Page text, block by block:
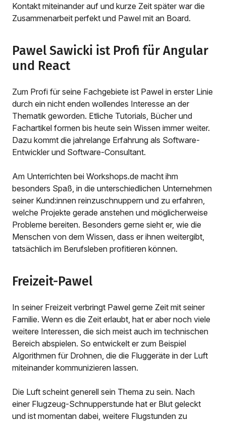
Kontakt miteinander auf und kurze Zeit später war die
Zusammenarbeit perfekt und Pawel mit an Board.
Pawel Sawicki ist Profi für Angular
und React
Zum Profi für seine Fachgebiete ist Pawel in erster Linie
durch ein nicht enden wollendes Interesse an der
Thematik geworden. Etliche Tutorials, Bücher und
Fachartikel formen bis heute sein Wissen immer weiter.
Dazu kommt die jahrelange Erfahrung als Software-
Entwickler und Software-Consultant.
Am Unterrichten bei Workshops.de macht ihm
besonders Spaß, in die unterschiedlichen Unternehmen
seiner Kund:innen reinzuschnuppern und zu erfahren,
welche Projekte gerade anstehen und möglicherweise
Probleme bereiten. Besonders gerne sieht er, wie die
Menschen von dem Wissen, dass er ihnen weitergibt,
tatsächlich im Berufsleben profitieren können.
Freizeit-Pawel
In seiner Freizeit verbringt Pawel gerne Zeit mit seiner
Familie. Wenn es die Zeit erlaubt, hat er aber noch viele
weitere Interessen, die sich meist auch im technischen
Bereich abspielen. So entwickelt er zum Beispiel
Algorithmen für Drohnen, die die Fluggeräte in der Luft
miteinander kommunizieren lassen.
Die Luft scheint generell sein Thema zu sein. Nach
einer Flugzeug-Schnupperstunde hat er Blut geleckt
und ist momentan dabei, weitere Flugstunden zu